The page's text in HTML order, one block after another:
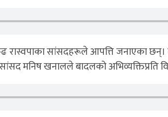
रास्वपाका सांसदहरूले आपत्ति जनाएका छन्।
मनिष खनालले बादलको अभिव्यक्तिप्रति